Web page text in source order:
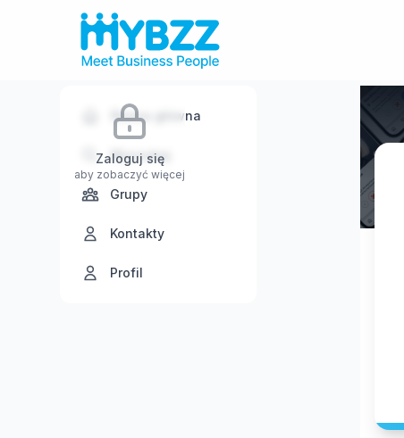
Zaloguj się
aby zobaczyć więcej
Strona główna
Wyszukaj
Grupy
Kontakty
Profil